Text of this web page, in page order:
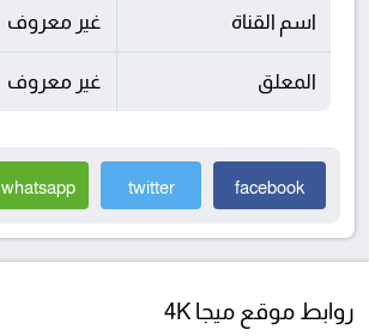
اسم القناة غير معروف
المعلق غير معروف
facebook
twitter
whatsapp
روابط موقع ميجا 4K